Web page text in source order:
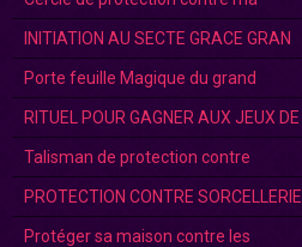
INITIATION AU SECTE GRACE GRAN
Porte feuille Magique du grand
RITUEL POUR GAGNER AUX JEUX DE
Talisman de protection contre
PROTECTION CONTRE SORCELLERIE
Protéger sa maison contre les